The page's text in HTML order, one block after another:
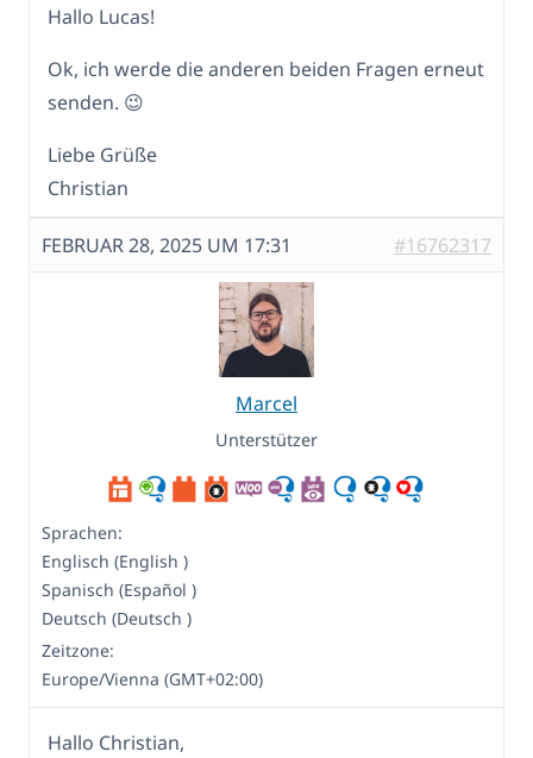
Hallo Lucas!
Ok, ich werde die anderen beiden Fragen erneut
senden. 😉
Liebe Grüße
Christian
FEBRUAR 28, 2025 UM 17:31 #16762317
Marcel
Unterstützer
Sprachen:
Englisch (English )
Spanisch (Español )
Deutsch (Deutsch )
Zeitzone:
Europe/Vienna (GMT+02:00)
Hallo Christian,